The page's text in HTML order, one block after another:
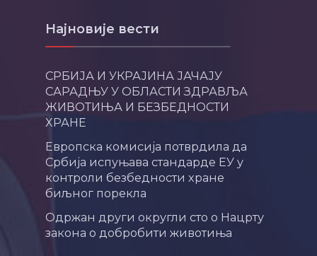
Најновије вести
СРБИЈА И УКРАЈИНА ЈАЧАЈУ
САРАДЊУ У ОБЛАСТИ ЗДРАВЉА
ЖИВОТИЊА И БЕЗБЕДНОСТИ
ХРАНЕ
Европска комисија потврдила да
Србија испуњава стандарде ЕУ у
контроли безбедности хране
биљног порекла
Одржан други округли сто о Нацрту
закона о добробити животиња